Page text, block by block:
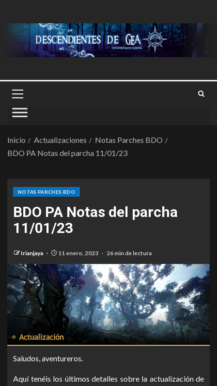
Inicio Actualizaciones
Notas Parches BDO
BDO PA Notas del parcha 11/01/23
NOTAS PARCHES BDO
BDO PA Notas del parcha
11/01/23
Irianjaya 11 enero, 2023 26 min de lectura
Saludos, aventureros.
Aquí tenéis los últimos detalles sobre la actualización de